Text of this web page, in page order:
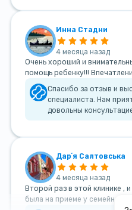
Инна Стадни
4 месяца назад
Очень хороший и
помощь ребенку!!!
Спасибо за отзыв и
специалиста. Нам
довольны
Дарʼя Салтовська
4 месяца назад
Второй раз в этой клинике ,
была на приеме у семейного